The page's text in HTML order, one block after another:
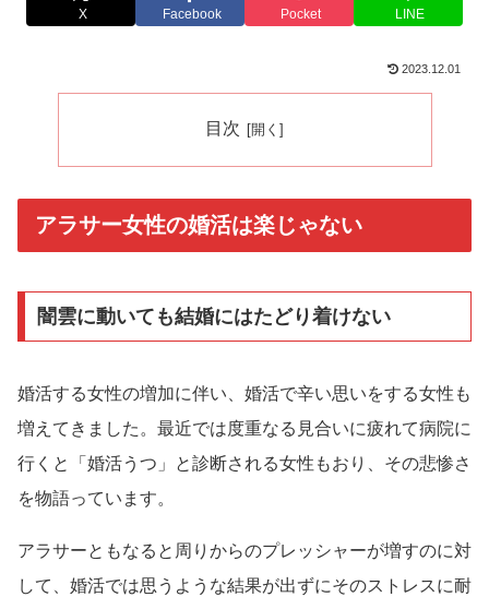
X Facebook Pocket LINE
2023.12.01
目次
アラサー女性の婚活は楽じゃない
闇雲に動いても結婚にはたどり着けない
婚活する女性の増加に伴い、婚活で辛い思いをする女性も
増えてきました。最近では度重なる見合いに疲れて病院に
行くと「婚活うつ」と診断される女性もおり、その悲惨さ
を物語っています。
アラサーともなると周りからのプレッシャーが増すのに対
して、婚活では思うような結果が出ずにそのストレスに耐